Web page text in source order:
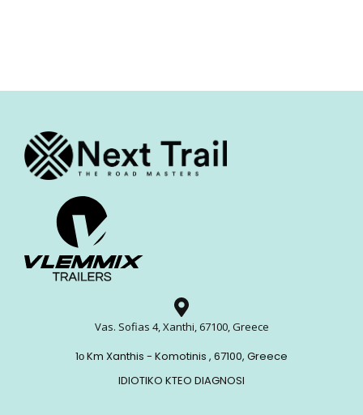
Vas. Sofias 4, Xanthi, 67100, Greece
1ο Km Xanthis - Komotinis , 67100, Greece
IDIOTIKO KTEO DIAGNOSI